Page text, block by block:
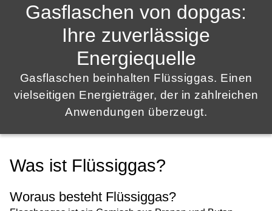
Gasflaschen von dopgas:
Ihre zuverlässige
Energiequelle
Gasflaschen beinhalten Flüssiggas. Einen
vielseitigen Energieträger, der in zahlreichen
Anwendungen überzeugt.
Was ist Flüssiggas?
Woraus besteht Flüssiggas?